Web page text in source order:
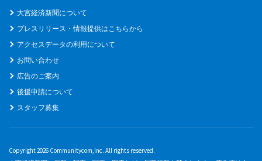
大宮経済新聞について
プレスリリース・情報提供はこちらから
アクセスデータの利用について
お問い合わせ
広告のご案内
後援申請について
スタッフ募集
Copyright 2026 Communitycom,Inc. All rights reserved.